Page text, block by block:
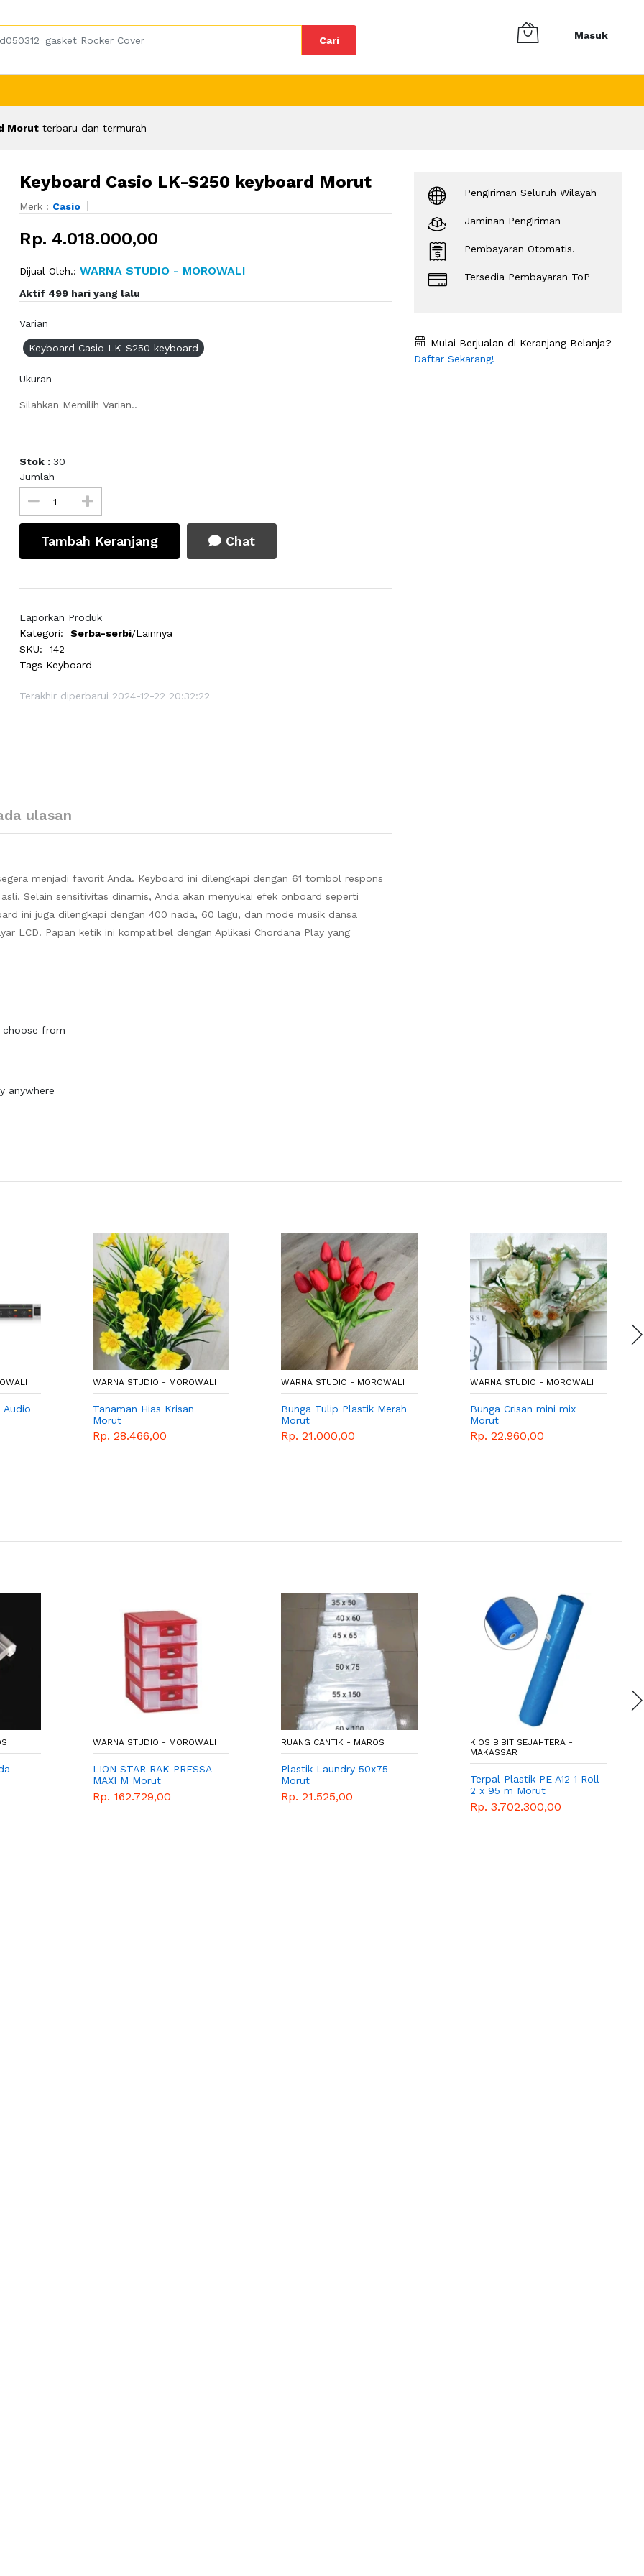
Cari Masuk
Morut terbaru dan termurah
Keyboard Casio LK-S250 keyboard Morut
Merk : Casio
Rp. 4.018.000,00
Dijual Oleh.: WARNA STUDIO - MOROWALI
Aktif 499 hari yang lalu
Varian
Keyboard Casio LK-S250 keyboard
Ukuran
Silahkan Memilih Varian..
Stok : 30
Jumlah
Tambah Keranjang Chat
Laporkan Produk
Kategori:
Serba-serbi/Lainnya
SKU:
142
Tags Keyboard
Terakhir diperbarui 2024-12-22 20:32:22
ulasan
menjadi favorit Anda. Keyboard ini dilengkapi dengan 61 tombol respons
Selain sensitivitas dinamis, Anda akan menyukai efek onboard seperti
ini juga dilengkapi dengan 400 nada, 60 lagu, dan mode musik dansa
LCD. Papan ketik ini kompatibel dengan Aplikasi Chordana Play yang
from
anywhere
Pengiriman Seluruh Wilayah
Jaminan Pengiriman
Pembayaran Otomatis.
Tersedia Pembayaran ToP
Mulai Berjualan di Keranjang Belanja?
Daftar Sekarang!
Audio
WARNA STUDIO - MOROWALI
Tanaman Hias Krisan
Morut
Rp. 28.466,00
WARNA STUDIO - MOROWALI
Bunga Tulip Plastik Merah
Morut
Rp. 21.000,00
WARNA STUDIO - MOROWALI
Bunga Crisan mini mix
Morut
Rp. 22.960,00
WARNA STUDIO - MOROWALI
LION STAR RAK PRESSA
MAXI M Morut
Rp. 162.729,00
RUANG CANTIK - MAROS
Plastik Laundry 50x75
Morut
Rp. 21.525,00
KIOS BIBIT SEJAHTERA -
MAKASSAR
Terpal Plastik PE A12 1 Roll
2 x 95 m Morut
Rp. 3.702.300,00